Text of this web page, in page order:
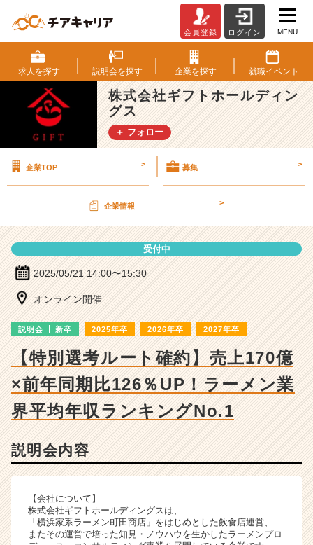
式
会
社
ギ
フ
ト
ホ
デ
ィ
グ
ス
の
説
細
ベ
ン
チ
ャ
ー・
企
業
ら
ス
カ
会員登録 ログイン MENU
求人を探す 説明会を探す 企業を探す 就職イベント
株式会社ギフトホールディン
グス
＋ フォロー
企業TOP > 募集 >
企業情報 >
受付中
2025/05/21 14:00〜15:30
オンライン開催
説明会 新卒 2025年卒 2026年卒 2027年卒
【特別選考ルート確約】売上170億
×前年同期比126％UP！ラーメン業
界平均年収ランキングNo.1
説明会内容
【会社について】
株式会社ギフトホールディングスは、
「横浜家系ラーメン町田商店」をはじめとした飲食店運営、
またその運営で培った知見・ノウハウを生かしたラーメンプロ